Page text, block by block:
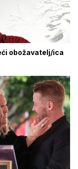
obožavatelj/ica